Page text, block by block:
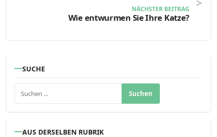
NÄCHSTER BEITRAG
Wie entwurmen Sie Ihre Katze?
SUCHE
AUS DERSELBEN RUBRIK